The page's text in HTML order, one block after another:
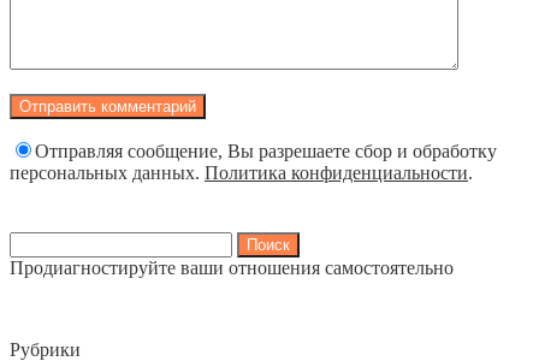
Отправляя сообщение, Вы разрешаете сбор и обработку
персональных данных. Политика конфиденциальности.
Продиагностируйте ваши отношения самостоятельно
Рубрики